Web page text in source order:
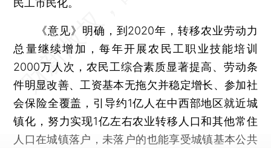
民工市民化。
《意见》明确，到2020年，转移农业劳动力
总量继续增加，每年开展农民工职业技能培训
2000万人次，农民工综合素质显著提高、劳动条
件明显改善、工资基本无拖欠并稳定增长、参加社
会保险全覆盖，引导约1亿人在中西部地区就近城
镇化，努力实现1亿左右农业转移人口和其他常住
人口在城镇落户，未落户的也能享受城镇基本公共